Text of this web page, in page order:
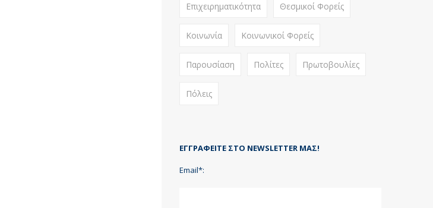
Επιχειρηματικότητα Θεσμικοί Φορείς
Κοινωνία Κοινωνικοί Φορείς
Παρουσίαση Πολίτες Πρωτοβουλίες
Πόλεις
ΕΓΓΡΑΦΕΊΤΕ ΣΤΟ NEWSLETTER ΜΑΣ!
Email*: